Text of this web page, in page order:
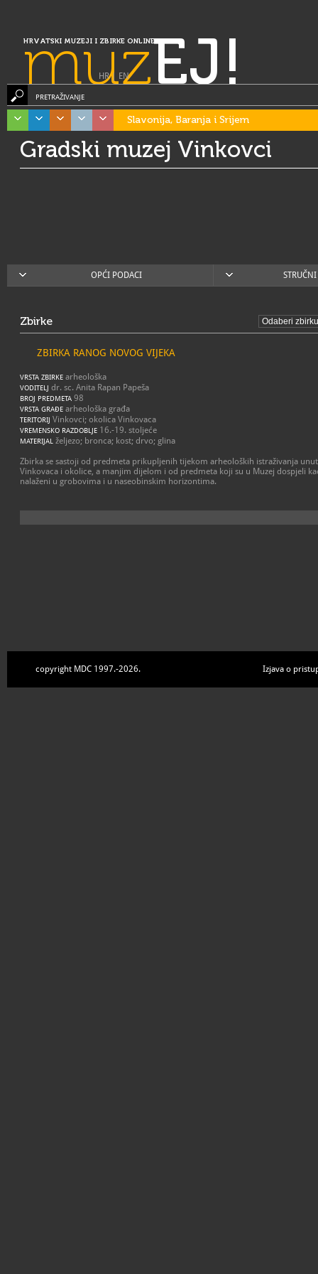
HRVATSKI MUZEJI I ZBIRKE ONLINE
muzEJ!
HR| EN
PRETRAŽIVANJE
Slavonija, Baranja i Srijem
Gradski muzej Vinkovci
OPĆI PODACI
Zbirke
ZBIRKA RANOG NOVOG VIJEKA
VRSTA ZBIRKE arheološka
VODITELJ dr. sc. Anita Rapan Papeša
BROJ PREDMETA 98
VRSTA GRAĐE arheološka građa
TERITORIJ Vinkovci; okolica Vinkovaca
VREMENSKO RAZDOBLJE 16.-19. stoljeće
MATERIJAL željezo; bronca; kost; drvo; glina
Zbirka se sastoji od predmeta prikupljenih tijekom arheoloških istraživanja
Vinkovaca i okolice, a manjim dijelom i od predmeta koji su u Muzej dospjeli
nalaženi u grobovima i u naseobinskim horizontima.
copyright MDC 1997.-2026. Izjava o